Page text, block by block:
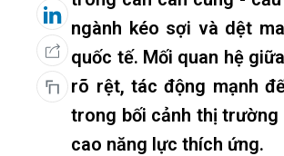
ngành kéo sợi và dệt
quốc tế. Mối quan hệ
rõ rệt, tác động mạnh
trong bối cảnh thị
cao năng lực thích ứng.